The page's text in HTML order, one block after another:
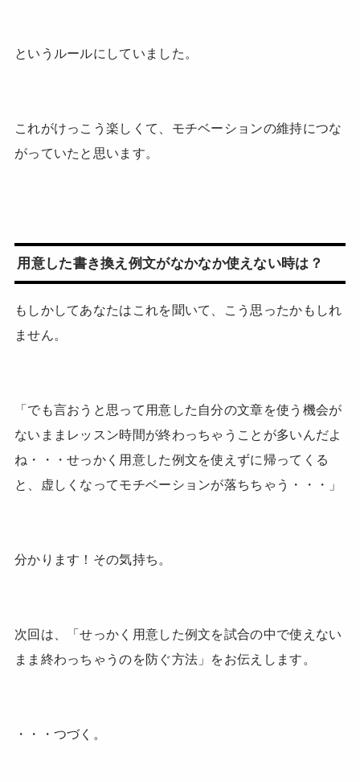
というルールにしていました。
これがけっこう楽しくて、モチベーションの維持につな
がっていたと思います。
用意した書き換え例文がなかなか使えない時は？
もしかしてあなたはこれを聞いて、こう思ったかもしれ
ません。
「でも言おうと思って用意した自分の文章を使う機会が
ないままレッスン時間が終わっちゃうことが多いんだよ
ね・・・せっかく用意した例文を使えずに帰ってくる
と、虚しくなってモチベーションが落ちちゃう・・・」
分かります！その気持ち。
次回は、「せっかく用意した例文を試合の中で使えない
まま終わっちゃうのを防ぐ方法」をお伝えします。
・・・つづく。